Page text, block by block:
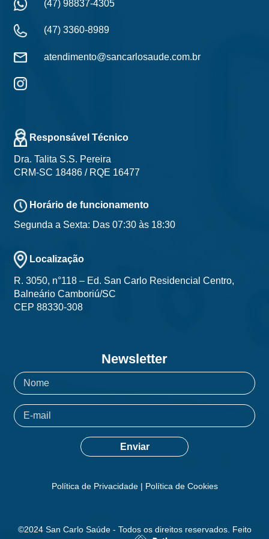
(47) 98837-4305
(47) 3360-8989
atendimento@sancarlosaude.com.br
Responsável Técnico
Dra. Talita S.S. Pereira
CRM-SC 18486 / RQE 16477
Horário de funcionamento
Segunda a Sexta: Das 07:30 às 18:30
Localização
R. 3050, n°118 – Ed. San Carlo Residencial Centro,
Balneário Camboriú/SC
CEP 88330-308
Newsletter
Política de Privacidade| Política de Cookies
©2024 San Carlo Saúde - Todos os direitos reservados. Feito